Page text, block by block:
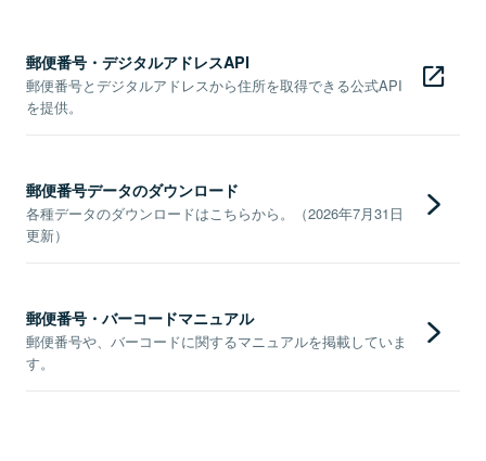
郵便番号・デジタルアドレスAPI
郵便番号とデジタルアドレスから住所を取得できる公式API
を提供。
郵便番号データのダウンロード
各種データのダウンロードはこちらから。（2026年7月31日
更新）
郵便番号・バーコードマニュアル
郵便番号や、バーコードに関するマニュアルを掲載していま
す。